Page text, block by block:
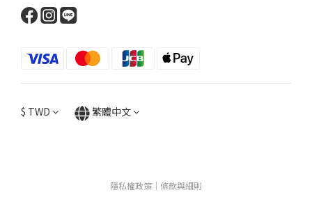
$ TWD 繁體中文
隱私權政策 ｜ 條款與細則